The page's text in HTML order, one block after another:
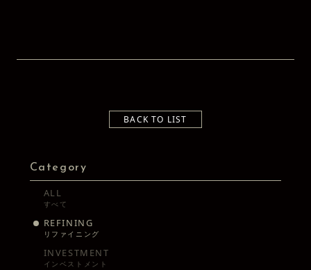
BACK TO LIST
Category
ALL
すべて
REFINING
リファイニング
INVESTMENT
インベストメント